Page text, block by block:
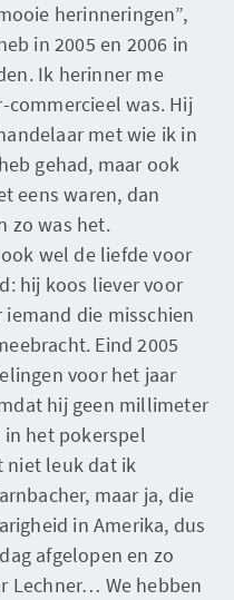
herinneringen”,
in 2005 en 2006 in
Ik herinner me
was. Hij
met wie ik in
gehad, maar ook
eens waren, dan
zo was het.
wel de liefde voor
hij koos liever voor
die misschien
Eind 2005
voor het jaar
hij geen millimeter
het pokerspel
niet leuk dat ik
maar ja, die
in Amerika, dus
afgelopen en zo
Lechner… We hebben